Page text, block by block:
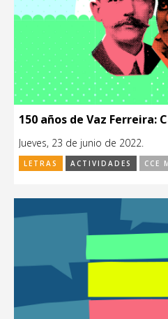
150 años de Vaz Ferreira:
Jueves, 23 de junio de 2022.
LETRAS ACTIVIDADES CCE